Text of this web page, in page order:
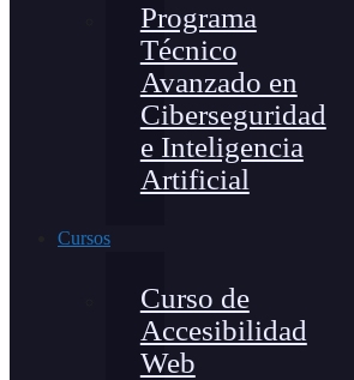
Programa
Técnico
Avanzado en
Ciberseguridad
e Inteligencia
Artificial
Cursos
Curso de
Accesibilidad
Web